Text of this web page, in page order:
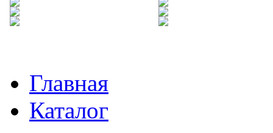
Главная
Каталог